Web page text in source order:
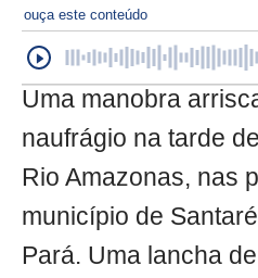
ouça este conteúdo
Uma manobra
naufrágio na tarde
Rio Amazonas, nas
município de
Pará. Uma lancha